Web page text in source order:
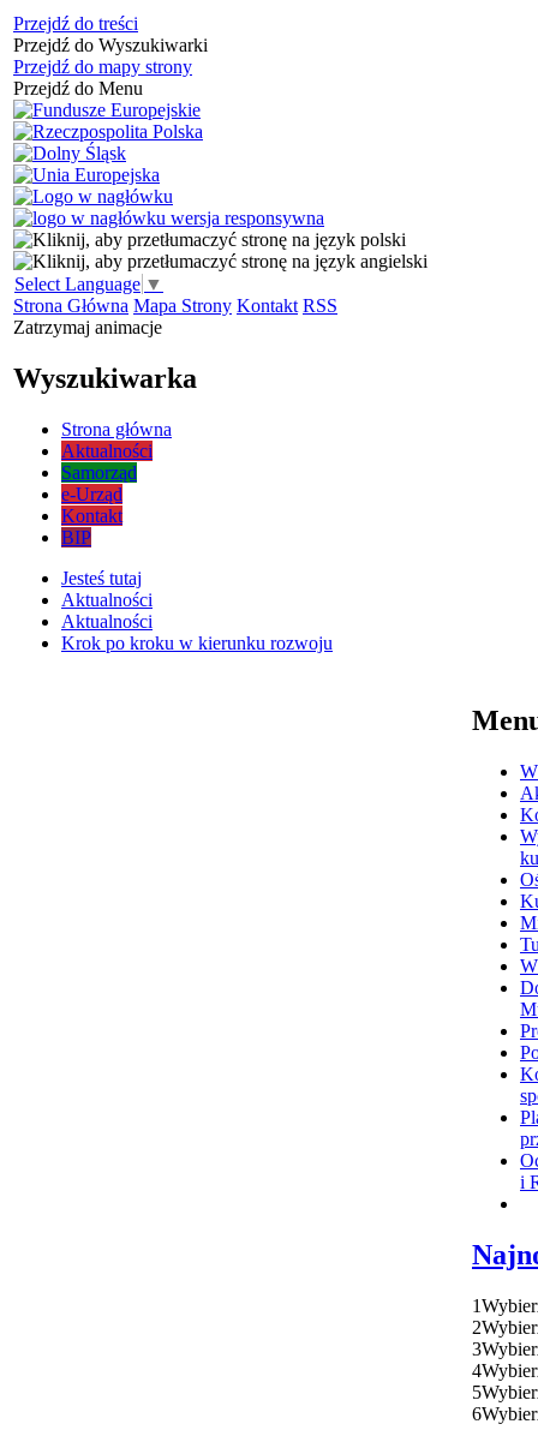
Przejdź do treści
Przejdź do Wyszukiwarki
Przejdź do mapy strony
Przejdź do Menu
Select Language ▼
Strona Główna Mapa Strony Kontakt RSS
Zatrzymaj animacje
Wyszukiwarka
Strona główna
Aktualności
Samorząd
e-Urząd
Kontakt
BIP
Jesteś tutaj
Aktualności
Aktualności
Krok po kroku w kierunku rozwoju
i
1
2
3
4
5
6